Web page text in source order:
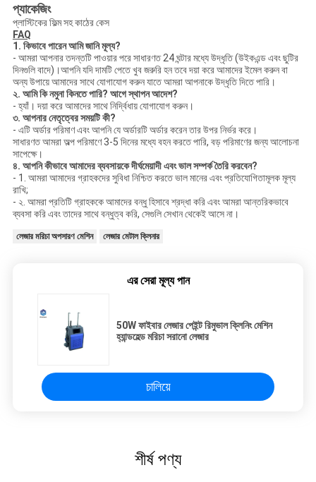
প্যাকেজিং
প্লাস্টিকের ফিল্ম সহ কাঠের কেস
FAQ
1. কিভাবে পারেনআমিজানিমূল্য?
- আমরা আপনার তদন্তটি পাওয়ার পরে সাধারণত 24 ঘন্টার মধ্যে উদ্ধৃতি (উইকএন্ড এবং ছুটির
দিনগুলি বাদে)।আপনি যদি দামটি পেতে খুব জরুরি হন তবে দয়া করে আমাদের ইমেল করুন বা
অন্য উপায়ে আমাদের সাথে যোগাযোগ করুন যাতে আমরা আপনাকে উদ্ধৃতি দিতে পারি।
২. আমি কি নমুনা কিনতে পারি? আগেস্থাপন আদেশ?
- হ্যাঁ। দয়া করে আমাদের সাথে নির্দ্বিধায় যোগাযোগ করুন।
৩. আপনার নেতৃত্বের সময়টি কী?
- এটি অর্ডার পরিমাণ এবং আপনি যে অর্ডারটি অর্ডার করেন তার উপর নির্ভর করে।
সাধারণত আমরা অল্প পরিমাণে 3-5 দিনের মধ্যে বহন করতে পারি, বড় পরিমাণের জন্য আলোচনা
সাপেক্ষে।
৪. আপনি কীভাবে আমাদের ব্যবসায়কে দীর্ঘমেয়াদী এবং ভাল সম্পর্ক তৈরি করবেন?
- 1. আমরা আমাদের গ্রাহকদের সুবিধা নিশ্চিত করতে ভাল মানের এবং প্রতিযোগিতামূলক মূল্য
রাখি;
- ২. আমরা প্রতিটি গ্রাহককে আমাদের বন্ধু হিসাবে শ্রদ্ধা করি এবং আমরা আন্তরিকভাবে
ব্যবসা করি এবং তাদের সাথে বন্ধুত্ব করি, সেগুলি সেখান থেকেই আসে না।
লেজার মরিচা অপসারণ মেশিন লেজার মেটাল ক্লিনার
এর সেরা মূল্য পান
50W ফাইবার লেজার পেইন্ট রিমুভাল ক্লিনিং মেশিন
হ্যান্ডহেল্ড মরিচা সরানো লেজার
চালিয়ে
শীর্ষ পণ্য